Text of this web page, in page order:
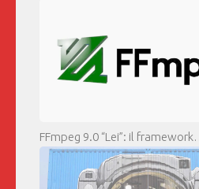
FFmpeg 9.0 “Lei”: il